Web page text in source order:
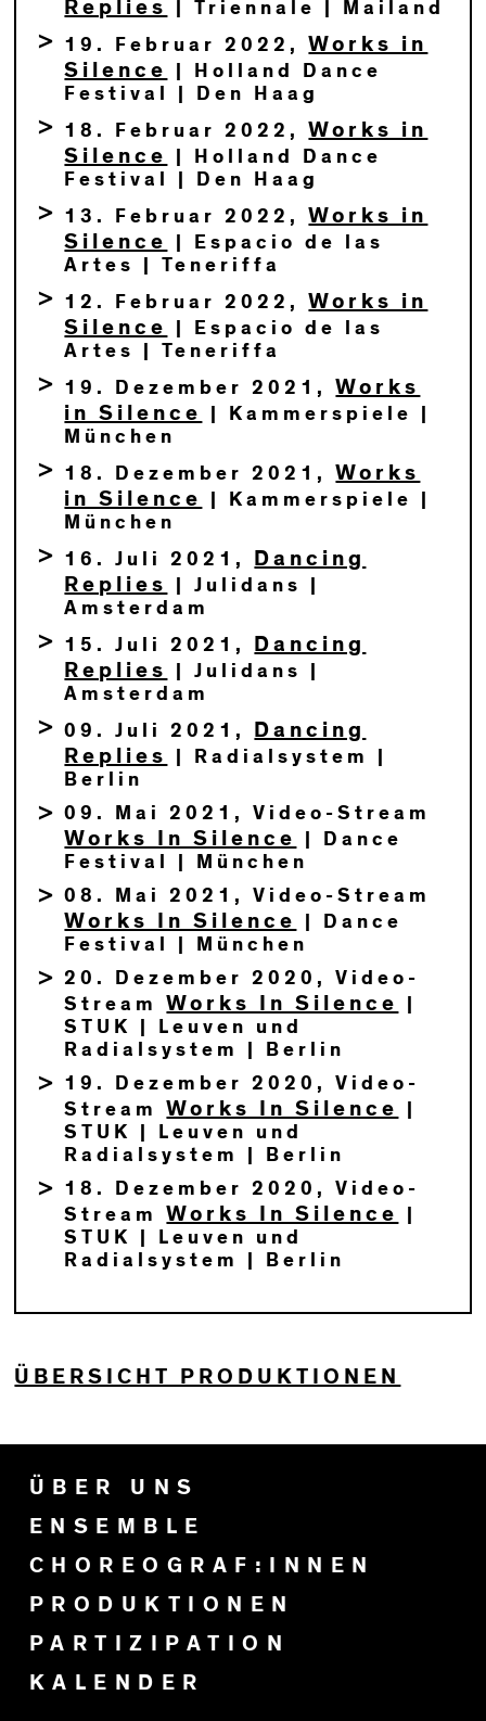
Replies
| Triennale | Mailand
19. Februar 2022,Works in
Silence
| Holland Dance
Festival | Den Haag
18. Februar 2022,Works in
Silence
| Holland Dance
Festival | Den Haag
13. Februar 2022,Works in
Silence
| Espacio de las
Artes | Teneriffa
12. Februar 2022,Works in
Silence
| Espacio de las
Artes | Teneriffa
19. Dezember 2021,Works
in Silence
| Kammerspiele |
München
18. Dezember 2021,Works
in Silence
| Kammerspiele |
München
16. Juli 2021,
Dancing
Replies
| Julidans |
Amsterdam
15. Juli 2021,
Dancing
Replies
| Julidans |
Amsterdam
09. Juli 2021,
Dancing
Replies
| Radialsystem |
Berlin
09. Mai 2021, Video-Stream
Works In Silence
| Dance
Festival | München
08. Mai 2021, Video-Stream
Works In Silence
| Dance
Festival | München
20. Dezember 2020, Video-
StreamWorks In Silence
STUK | Leuven und
Radialsystem | Berlin
19. Dezember 2020, Video-
StreamWorks In Silence
STUK | Leuven und
Radialsystem | Berlin
18. Dezember 2020, Video-
StreamWorks In Silence
STUK | Leuven und
Radialsystem | Berlin
ÜBERSICHT PRODUKTIONEN
ÜBER UNS
ENSEMBLE
CHOREOGRAF:INNEN
PRODUKTIONEN
PARTIZIPATION
KALENDER